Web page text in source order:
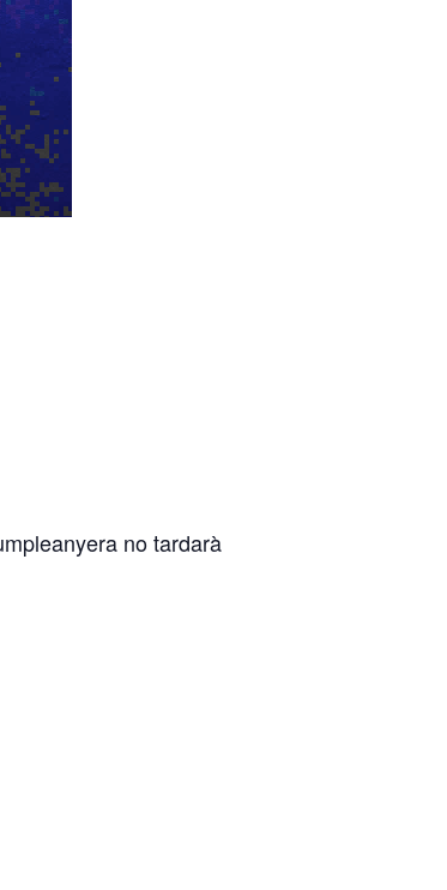
no tardarà